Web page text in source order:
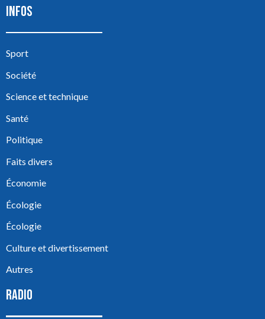
INFOS
Sport
Société
Science et technique
Santé
Politique
Faits divers
Économie
Écologie
Écologie
Culture et divertissement
Autres
RADIO